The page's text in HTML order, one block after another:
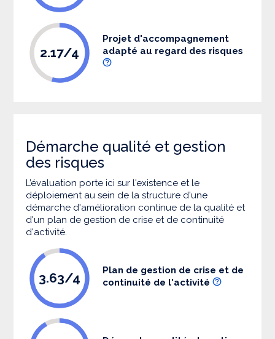
2.17/4
Projet d'accompagnement
adapté au regard des risques
Démarche qualité et gestion
des risques
L’évaluation porte ici sur l'existence et le
déploiement au sein de la structure d'une
démarche d'amélioration continue de la qualité et
d'un plan de gestion de crise et de continuité
d'activité.
3.63/4
Plan de gestion de crise et de
continuité de l'activité